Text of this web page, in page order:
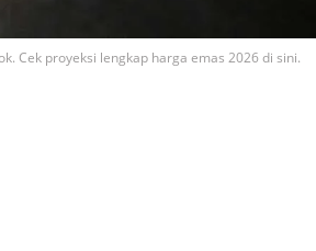
Cek proyeksi lengkap harga emas 2026 di sini.